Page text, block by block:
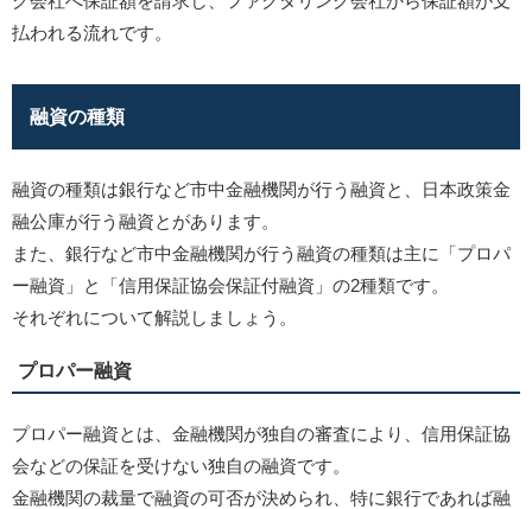
払われる流れです。
融資の種類
融資の種類は銀行など市中金融機関が行う融資と、日本政策金
融公庫が行う融資とがあります。
また、銀行など市中金融機関が行う融資の種類は主に「プロパ
ー融資」と「信用保証協会保証付融資」の2種類です。
それぞれについて解説しましょう。
プロパー融資
プロパー融資とは、金融機関が独自の審査により、信用保証協
会などの保証を受けない独自の融資です。
金融機関の裁量で融資の可否が決められ、特に銀行であれば融